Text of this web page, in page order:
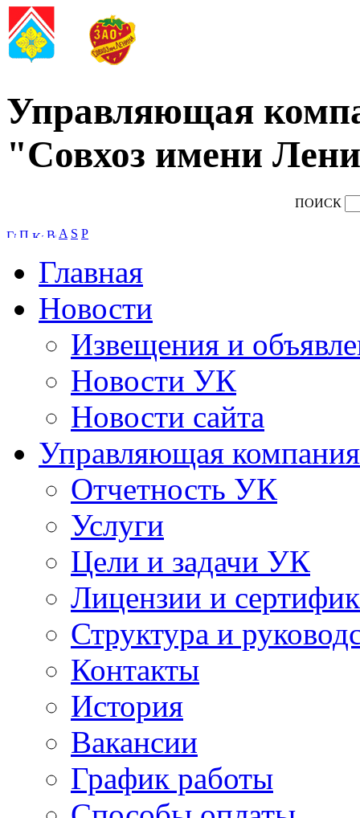
Управляющая
"Совхоз имени
ПОИСК
A S P
Главная
Новости
Извещения и
Новости УК
Новости сайта
Управляющая компания
Отчетность УК
Услуги
Цели и задачи УК
Лицензии и
Структура и
Контакты
История
Вакансии
График работы